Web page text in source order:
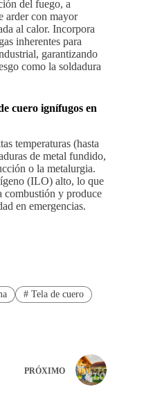
del fuego, a
arder con mayor
al calor. Incorpora
inherentes para
garantizando
como la soldadura
cuero ignífugos en
temperaturas (hasta
de metal fundido,
o la metalurgia.
(ILO) alto, lo que
combustión y produce
en emergencias.
#Tela de cuero
PRÓXIMO